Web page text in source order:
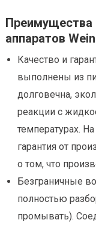
Преимущества
аппаратов Wein
Качество и
выполнены из
долговечна,
реакции с
температурах.
гарантия от
о том, что
Безграничные
полностью
промывать).